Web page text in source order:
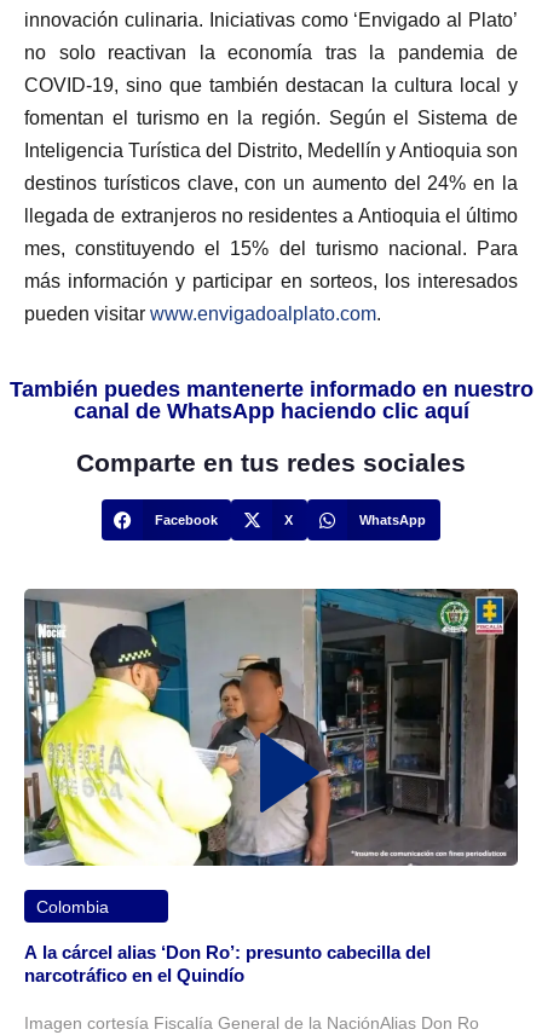
innovación culinaria. Iniciativas como ‘Envigado al Plato’
no solo reactivan la economía tras la pandemia de
COVID-19, sino que también destacan la cultura local y
fomentan el turismo en la región. Según el Sistema de
Inteligencia Turística del Distrito, Medellín y Antioquia son
destinos turísticos clave, con un aumento del 24% en la
llegada de extranjeros no residentes a Antioquia el último
mes, constituyendo el 15% del turismo nacional. Para
más información y participar en sorteos, los interesados
pueden visitar www.envigadoalplato.com.
También puedes mantenerte informado en nuestro
canal de WhatsApp haciendo clic aquí
Comparte en tus redes sociales
Facebook X WhatsApp
Colombia
A la cárcel alias ‘Don Ro’: presunto cabecilla del
narcotráfico en el Quindío
Imagen cortesía Fiscalía General de la NaciónAlias Don Ro